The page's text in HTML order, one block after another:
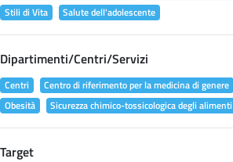
Stili di Vita
Salute dell'adolescente
Dipartimenti/Centri/Servizi
Centri Centro di riferimento per la medicina di genere
Obesità
Sicurezza chimico-tossicologica degli alimenti
Target